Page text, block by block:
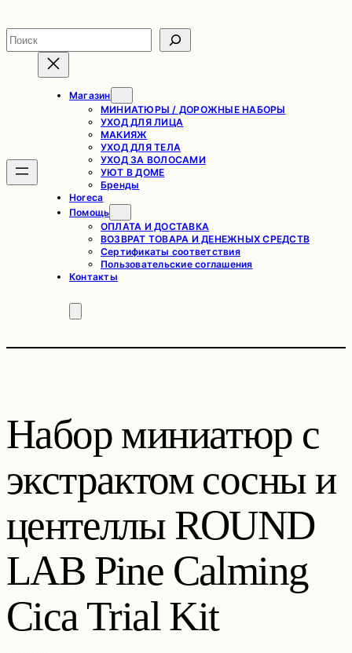
содержимому
Поиск
Магазин
МИНИАТЮРЫ / ДОРОЖНЫЕ НАБОРЫ
УХОД ДЛЯ ЛИЦА
МАКИЯЖ
УХОД ДЛЯ ТЕЛА
УХОД ЗА ВОЛОСАМИ
УЮТ В ДОМЕ
Бренды
Horeca
Помощь
ОПЛАТА И ДОСТАВКА
ВОЗВРАТ ТОВАРА И ДЕНЕЖНЫХ СРЕДСТВ
Сертификаты соответствия
Пользовательские соглашения
Контакты
Набор миниатюр с
экстрактом сосны и
центеллы ROUND
LAB Pine Calming
Cica Trial Kit